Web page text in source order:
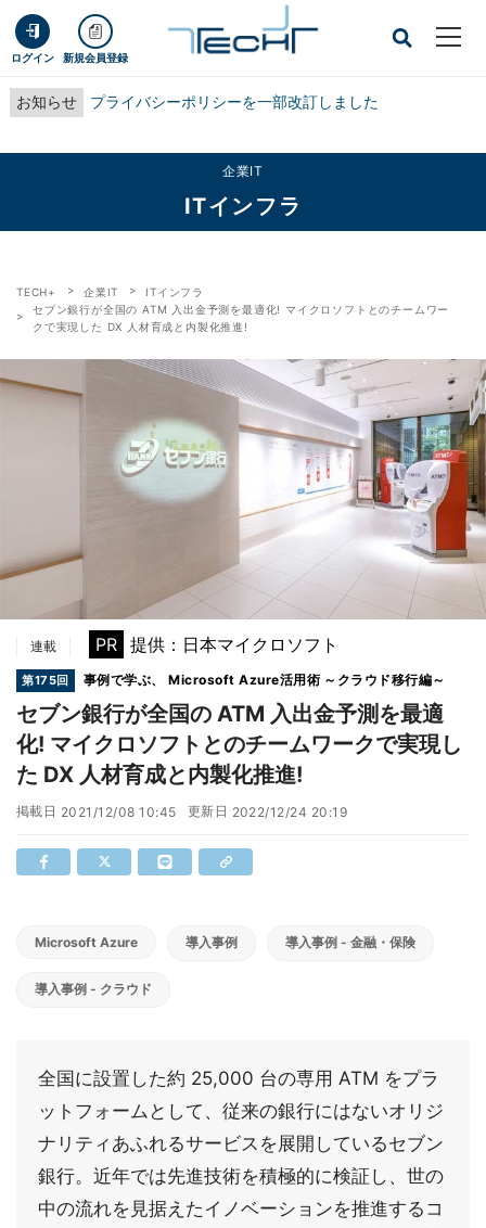
ログイン 新規会員登録
お知らせ プライバシーポリシーを一部改訂しました
企業IT
ITインフラ
TECH+ 企業IT
ITインフラ
セブン銀行が全国の ATM 入出金予測を最適化! マイクロソフトとのチームワー
クで実現した DX 人材育成と内製化推進!
連載 PR 提供：日本マイクロソフト
第175回 事例で学ぶ、 Microsoft Azure活用術 ～クラウド移行編～
セブン銀行が全国の ATM 入出金予測を最適
化! マイクロソフトとのチームワークで実現し
た DX 人材育成と内製化推進!
掲載日 2021/12/08 10:45 更新日 2022/12/24 20:19
Microsoft Azure 導入事例 導入事例 - 金融・保険
導入事例 - クラウド
全国に設置した約 25,000 台の専用 ATM をプラ
ットフォームとして、従来の銀行にはないオリジ
ナリティあふれるサービスを展開しているセブン
銀行。近年では先進技術を積極的に検証し、世の
中の流れを見据えたイノベーションを推進するコ